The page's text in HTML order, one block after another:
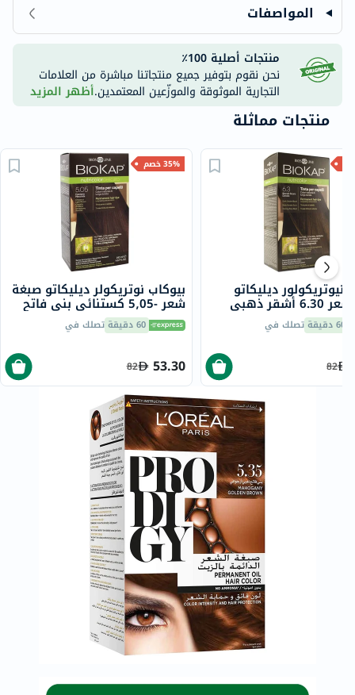
المواصفات
منتجات أصلية 100٪
نحن نقوم بتوفير جميع منتجاتنا مباشرة من العلامات
التجارية الموثوقة والموزّعين المعتمدين.أظهر المزيد
منتجات مماثلة
35% خصم
بيوكاب نوتريكولر ديليكاتو صبغة
شعر -5٫05 كستنائي بني فاتح
140 مل 60 دقيقة تصلك في
53.30
82
نيوتريكولور ديليكاتو
صبغة شعر 6.30 أشقر ذهبي
60 دقيقة تصلك في
82